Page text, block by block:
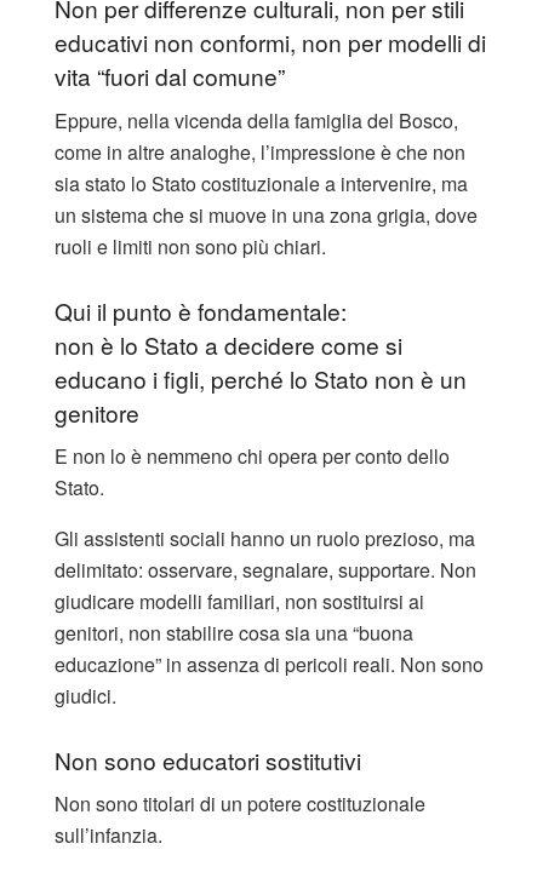
Non per differenze culturali, non per stili
educativi non conformi, non per modelli di
vita “fuori dal comune”
Eppure, nella vicenda della famiglia del Bosco,
come in altre analoghe, l’impressione è che non
sia stato lo Stato costituzionale a intervenire, ma
un sistema che si muove in una zona grigia, dove
ruoli e limiti non sono più chiari.
Qui il punto è fondamentale:
non è lo Stato a decidere come si
educano i figli, perché lo Stato non è un
genitore
E non lo è nemmeno chi opera per conto dello
Stato.
Gli assistenti sociali hanno un ruolo prezioso, ma
delimitato: osservare, segnalare, supportare. Non
giudicare modelli familiari, non sostituirsi ai
genitori, non stabilire cosa sia una “buona
educazione” in assenza di pericoli reali. Non sono
giudici.
Non sono educatori sostitutivi
Non sono titolari di un potere costituzionale
sull’infanzia.